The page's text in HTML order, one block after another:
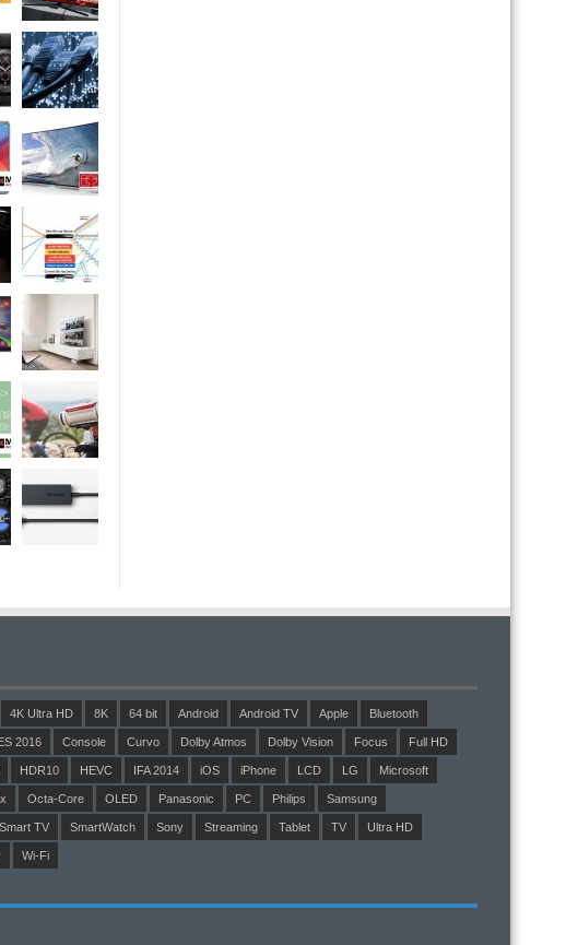
4K Ultra HD 8K 64 bit Android Android TV Apple Bluetooth
2016 Console Curvo Dolby Atmos Dolby Vision Focus Full HD
HDR10 HEVC IFA 2014 iOS iPhone LCD LG Microsoft
Octa-Core OLED Panasonic PC Philips Samsung
Smart TV SmartWatch Sony Streaming Tablet TV Ultra HD
Wi-Fi